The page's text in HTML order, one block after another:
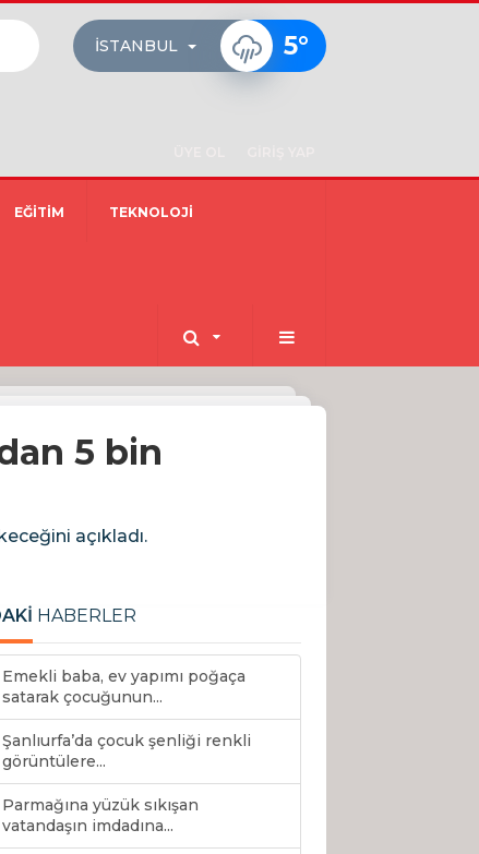
İSTANBUL 5°
EĞİTİM TEKNOLOJİ
5 bin
açıkladı.
HABERLER
Emekli baba, ev yapımı poğaça
satarak çocuğunun...
Şanlıurfa’da çocuk şenliği renkli
görüntülere...
Parmağına yüzük sıkışan
vatandaşın imdadına...